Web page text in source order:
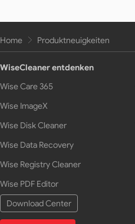
Home Produktneuigkeiten
WiseCleaner entdenken
Wise Care 365
Wise ImageX
Wise Disk Cleaner
Wise Data Recovery
Wise Registry Cleaner
Wise PDF Editor
Download Center